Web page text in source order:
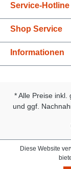
Service-Hotline
Shop Service
Informationen
* Alle Preise inkl.
und ggf.
Diese Website